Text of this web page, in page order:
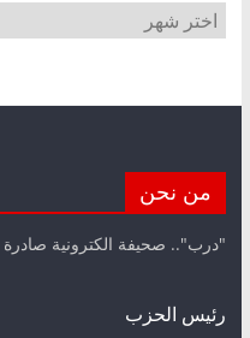
الأرشيف
من نحن
"درب".. صحيفة الكترونية
رئيس الحزب